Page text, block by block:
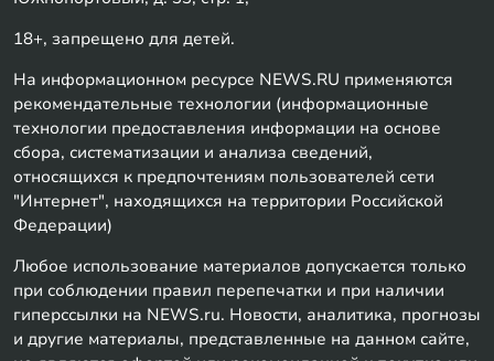
18+, запрещено для детей.
На информационном ресурсе NEWS.RU применяются
рекомендательные технологии (информационные
технологии предоставления информации на основе
сбора, систематизации и анализа сведений,
относящихся к предпочтениям пользователей сети
"Интернет", находящихся на территории Российской
Федерации)
Любое использование материалов допускается только
при соблюдении правил перепечатки и при наличии
гиперссылки на NEWS.ru. Новости, аналитика, прогнозы
и другие материалы, представленные на данном сайте,